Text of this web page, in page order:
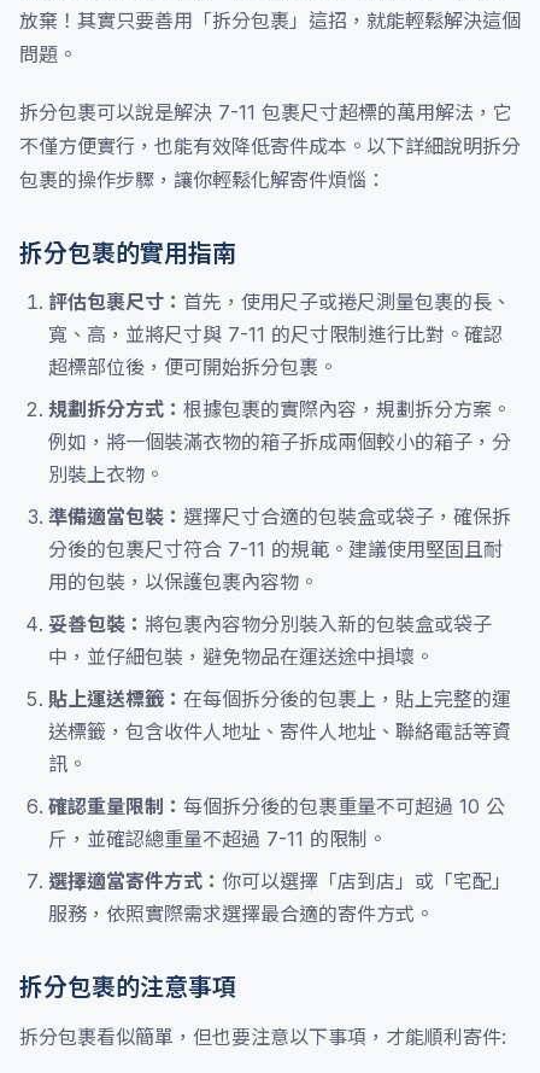
放棄！其實只要善用「拆分包裹」這招，就能輕鬆解決這個
問題。
拆分包裹可以說是解決 7-11 包裹尺寸超標的萬用解法，它
不僅方便實行，也能有效降低寄件成本。以下詳細說明拆分
包裹的操作步驟，讓你輕鬆化解寄件煩惱：
拆分包裹的實用指南
評估包裹尺寸： 首先，使用尺子或捲尺測量包裹的長、
寬、高，並將尺寸與 7-11 的尺寸限制進行比對。確認
超標部位後，便可開始拆分包裹。
規劃拆分方式： 根據包裹的實際內容，規劃拆分方案。
例如，將一個裝滿衣物的箱子拆成兩個較小的箱子，分
別裝上衣物。
準備適當包裝： 選擇尺寸合適的包裝盒或袋子，確保拆
分後的包裹尺寸符合 7-11 的規範。建議使用堅固且耐
用的包裝，以保護包裹內容物。
妥善包裝： 將包裹內容物分別裝入新的包裝盒或袋子
中，並仔細包裝，避免物品在運送途中損壞。
貼上運送標籤： 在每個拆分後的包裹上，貼上完整的運
送標籤，包含收件人地址、寄件人地址、聯絡電話等資
訊。
確認重量限制： 每個拆分後的包裹重量不可超過 10 公
斤，並確認總重量不超過 7-11 的限制。
選擇適當寄件方式： 你可以選擇「店到店」或「宅配」
服務，依照實際需求選擇最合適的寄件方式。
拆分包裹的注意事項
拆分包裹看似簡單，但也要注意以下事項，才能順利寄件: